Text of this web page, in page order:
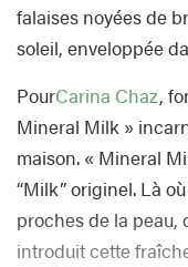
falaises noyées de
soleil, enveloppée
PourCarina Chaz,
Mineral Milk »
maison. « Mineral
“Milk” originel. Là
proches de la peau,
introduit cette